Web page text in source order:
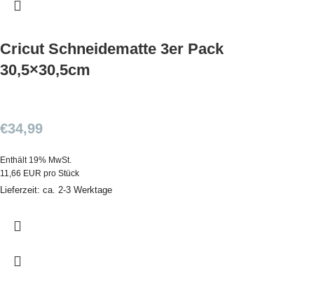
Cricut Schneidematte 3er Pack
30,5×30,5cm
€34,99
Enthält 19% MwSt.
11,66 EUR pro Stück
Lieferzeit: ca. 2-3 Werktage